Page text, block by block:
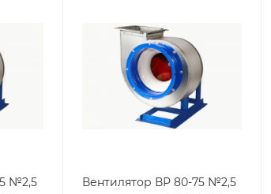
№2,5
Вентилятор ВР 80-75 №2,5